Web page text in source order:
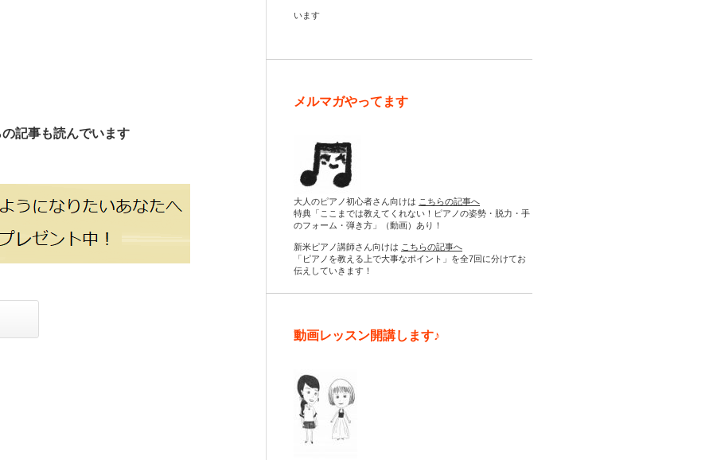
記事も読んでいます
います
メルマガやってます
大人のピアノ初心者さん向けは こちらの記事へ
特典「ここまでは教えてくれない！ピアノの姿勢・脱力・手
のフォーム・弾き方」（動画）あり！
新米ピアノ講師さん向けは こちらの記事へ
「ピアノを教える上で大事なポイント」を全7回に分けてお
伝えしていきます！
動画レッスン開講します♪